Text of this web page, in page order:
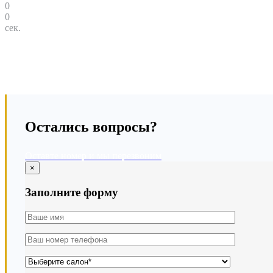
0
0
сек.
Остались вопросы?
×
Заполните форму